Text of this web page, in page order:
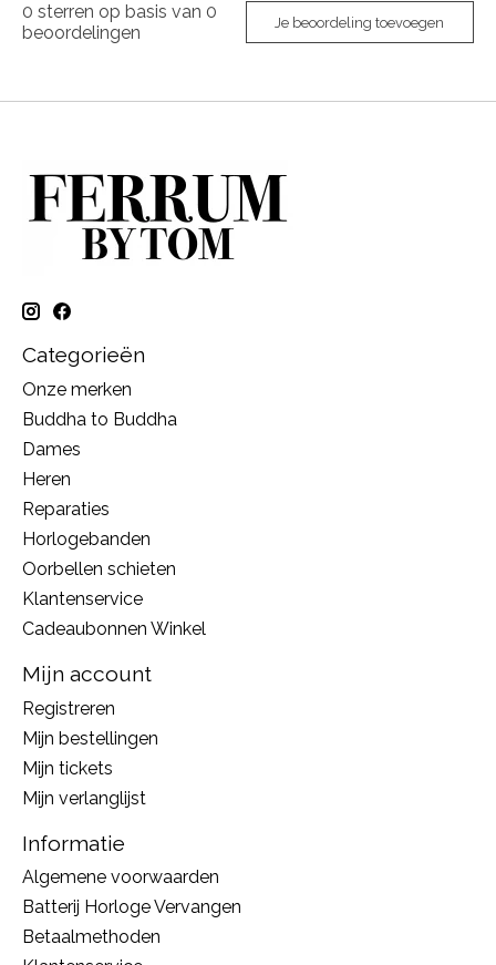
0 sterren op basis van 0
beoordelingen
Je beoordeling toevoegen
Categorieën
Onze merken
Buddha to Buddha
Dames
Heren
Reparaties
Horlogebanden
Oorbellen schieten
Klantenservice
Cadeaubonnen Winkel
Mijn account
Registreren
Mijn bestellingen
Mijn tickets
Mijn verlanglijst
Informatie
Algemene voorwaarden
Batterij Horloge Vervangen
Betaalmethoden